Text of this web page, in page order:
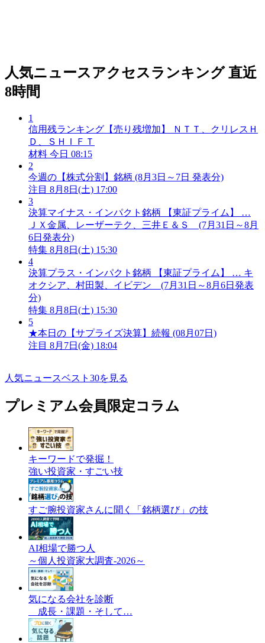
人気ニュースアクセスランキング 直近
8時間
1
信用残ランキング【売り残増加】 ＮＴＴ、クリレスＨ
Ｄ、ＳＨＩＦＴ
材料 今日 08:15
2
今週の【株式分割】銘柄 (8月3日～7日 発表分)
注目 8月8日(土) 17:00
3
決算マイナス・インパクト銘柄 【東証プライム】 …
ＪＸ金属、レーザーテク、三井Ｅ＆Ｓ (7月31日～8月
6日発表分)
特集 8月8日(土) 15:30
4
決算プラス・インパクト銘柄 【東証プライム】 … キ
オクシア、村田製、イビデン (7月31日～8月6日発表
分)
特集 8月8日(土) 15:30
5
★本日の【サプライズ決算】続報 (08月07日)
注目 8月7日(金) 18:04
人気ニュースベスト30を見る
プレミアム会員限定コラム
キーワードで発掘！
強い投資家・すごい技
すご腕投資家さんに聞く「銘柄選び」の技
AI相場で勝つ人
～個人投資家大調査-2026～
気になる会社を診断
成長・課題・そして…